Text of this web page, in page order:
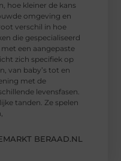
hoe kleiner de kans
omgeving en
verschil in hoe
die gespecialiseerd
een aangepaste
zich specifiek op
van baby’s tot en
met de
levensfasen.
tanden. Ze spelen
BERAAD.NL